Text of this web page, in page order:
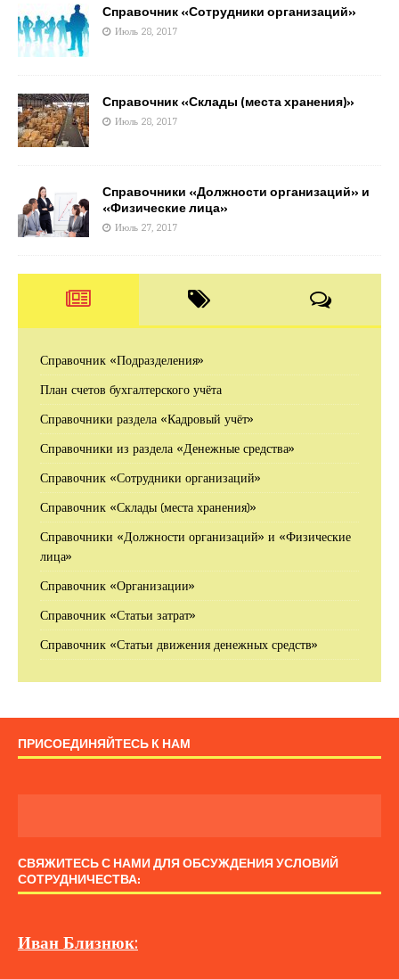
Справочник «Сотрудники организаций»
Июль 28, 2017
Справочник «Склады (места хранения)»
Июль 28, 2017
Справочники «Должности организаций» и
«Физические лица»
Июль 27, 2017
Справочник «Подразделения»
План счетов бухгалтерского учёта
Справочники раздела «Кадровый учёт»
Справочники из раздела «Денежные средства»
Справочник «Сотрудники организаций»
Справочник «Склады (места хранения)»
Справочники «Должности организаций» и «Физические
лица»
Справочник «Организации»
Справочник «Статьи затрат»
Справочник «Статьи движения денежных средств»
ПРИСОЕДИНЯЙТЕСЬ К НАМ
СВЯЖИТЕСЬ С НАМИ ДЛЯ ОБСУЖДЕНИЯ УСЛОВИЙ
СОТРУДНИЧЕСТВА:
ИванБлизнюк: